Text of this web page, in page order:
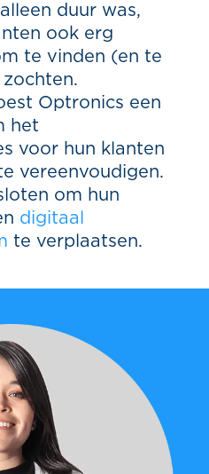
duur was,
ook erg
te vinden (en te
Optronics een
het
voor hun klanten
vereenvoudigen.
om hun
digitaal
te verplaatsen.